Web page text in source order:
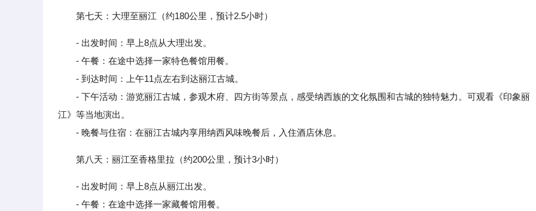
第七天：大理至丽江（约180公里，预计2.5小时）
- 出发时间：早上8点从大理出发。
- 午餐：在途中选择一家特色餐馆用餐。
- 到达时间：上午11点左右到达丽江古城。
- 下午活动：游览丽江古城，参观木府、四方街等景点，感受纳西族的文化氛围和古城的独特魅力。可观看《印象丽
江》等当地演出。
- 晚餐与住宿：在丽江古城内享用纳西风味晚餐后，入住酒店休息。
第八天：丽江至香格里拉（约200公里，预计3小时）
- 出发时间：早上8点从丽江出发。
- 午餐：在途中选择一家藏餐馆用餐。